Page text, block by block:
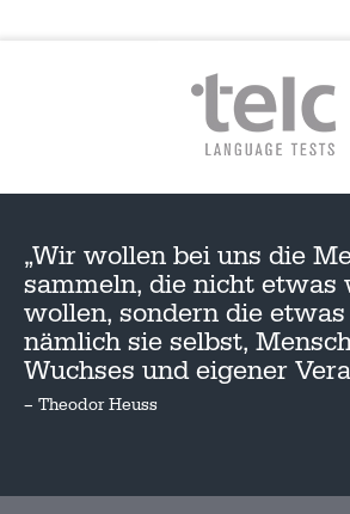
„Wir wollen bei uns die
sammeln, die nicht etwas
wollen, sondern die
nämlich sie selbst,
Wuchses und eigener
– Theodor Heuss